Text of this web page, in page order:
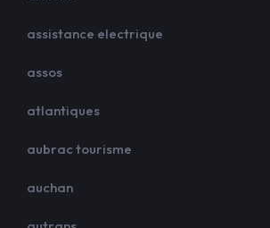
assistance electrique
assos
atlantiques
aubrac tourisme
auchan